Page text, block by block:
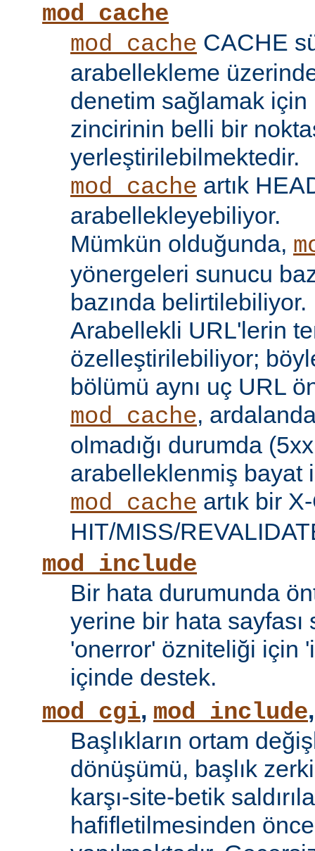
mod_cache
mod_cache CACHE
arabellekleme
denetim sağlamak
zincirinin belli bir
yerleştirilebilmektedir.
mod_cache artık
arabellekleyebiliyor.
Mümkün olduğunda,
yönergeleri sunucu
bazında belirtilebiliyor.
Arabellekli URL'lerin
özelleştirilebiliyor;
bölümü aynı uç URL
mod_cache,
olmadığı durumda
arabelleklenmiş bayat
mod_cache artık bir
HIT/MISS/
mod_include
Bir hata durumunda
yerine bir hata sayfası
'onerror' özniteliği için
içinde destek.
mod_cgi, mod_include
Başlıkların ortam
dönüşümü, başlık
karşı-site-betik
hafifletilmesinden